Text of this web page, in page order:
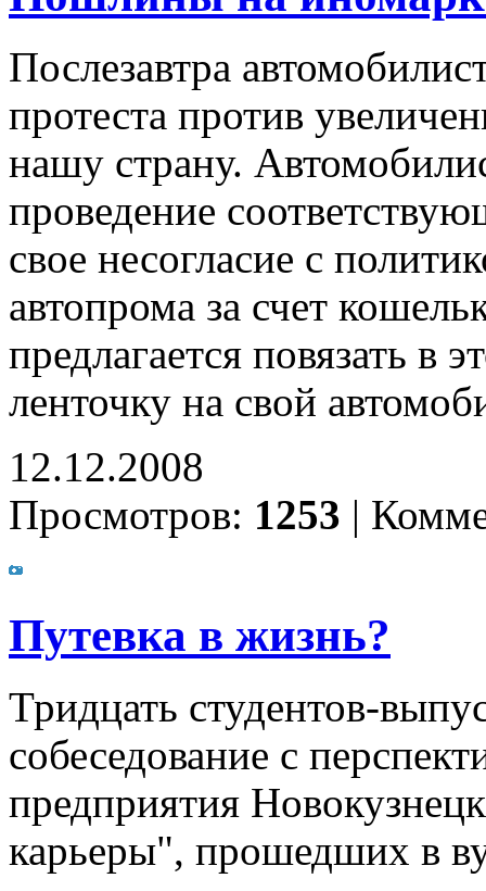
Послезавтра
протеста против
нашу страну.
проведение
свое несогласие с
автопрома за счет
предлагается повязать в
ленточку на свой
12.12.2008
Просмотров: 1253 |
Путевка в жизнь?
Тридцать студентов-
собеседование с
предприятия
карьеры", прошедших в